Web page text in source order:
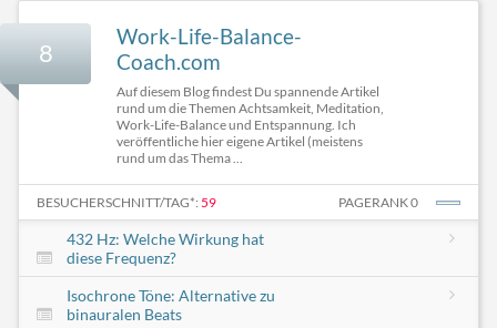
8
Work-Life-Balance-
Coach.com
Auf diesem Blog findest Du spannende Artikel
rund um die Themen Achtsamkeit, Meditation,
Work-Life-Balance und Entspannung. Ich
veröffentliche hier eigene Artikel (meistens
rund um das Thema ...
BESUCHERSCHNITT/TAG*: 59 PAGERANK 0
432 Hz: Welche Wirkung hat
diese Frequenz?
Isochrone Töne: Alternative zu
binauralen Beats